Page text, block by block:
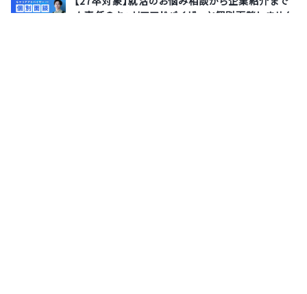
★専任のキャリアアドバイザーと個別面談しません